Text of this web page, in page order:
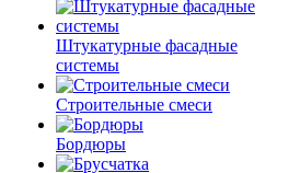
Штукатурные фасадные
системы
Строительные смеси
Бордюры